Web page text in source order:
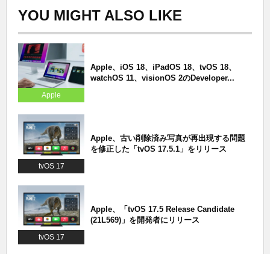
YOU MIGHT ALSO LIKE
Apple
Apple、iOS 18、iPadOS 18、tvOS 18、
watchOS 11、visionOS 2のDeveloper...
tvOS 17
Apple、古い削除済み写真が再出現する問題
を修正した「tvOS 17.5.1」をリリース
tvOS 17
Apple、「tvOS 17.5 Release Candidate
(21L569)」を開発者にリリース